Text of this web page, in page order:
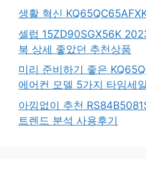
생활 혁신
셀럽 15ZD90SGX56K
북 상세 좋았던 추천상품
미리 준비하기 좋은
에어컨 모델 5가지 타임세
아낌없이 추천
트렌드 분석 사용후기